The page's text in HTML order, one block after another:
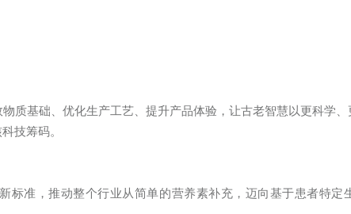
质基础、优化生产工艺、提升产品体验，让古老智慧以更科学、
技筹码。
标准，推动整个行业从简单的营养素补充，迈向基于患者特定